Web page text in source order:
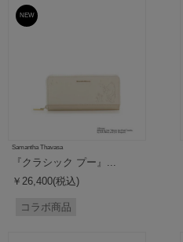
予約
NEW
Samantha Thavasa
『クラシック プー』...
￥26,400(税込)
コラボ商品